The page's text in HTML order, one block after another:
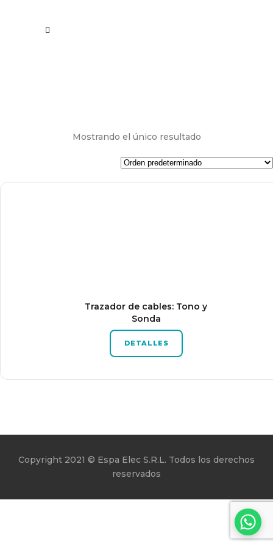
Mostrando el único resultado
Trazador de cables: Tono y
Sonda
DETALLES
Copyright 2021 © Espa Elec S.R.L. Todos los derechos
reservados